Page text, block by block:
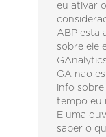
eu ativar
ABP esta
sobre ele
GA nao
info sobre
tempo eu
E uma
saber o